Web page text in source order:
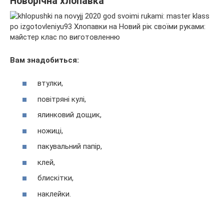
Вам знадобиться:
втулки,
повітряні кулі,
ялинковий дощик,
ножиці,
пакувальний папір,
клей,
блискітки,
наклейки.